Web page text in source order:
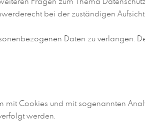
bei der zuständigen
Daten zu verlangen.
mit Cookies und mit sogenannten
werden.